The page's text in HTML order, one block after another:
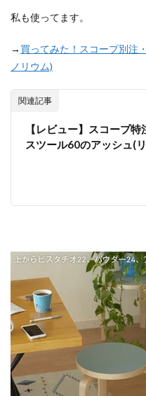
私も使ってます。
→ 買ってみた！スコープ別注
ノリウム)
関連記事
【レビュー】スコープ特
スツール60のアッシュ(